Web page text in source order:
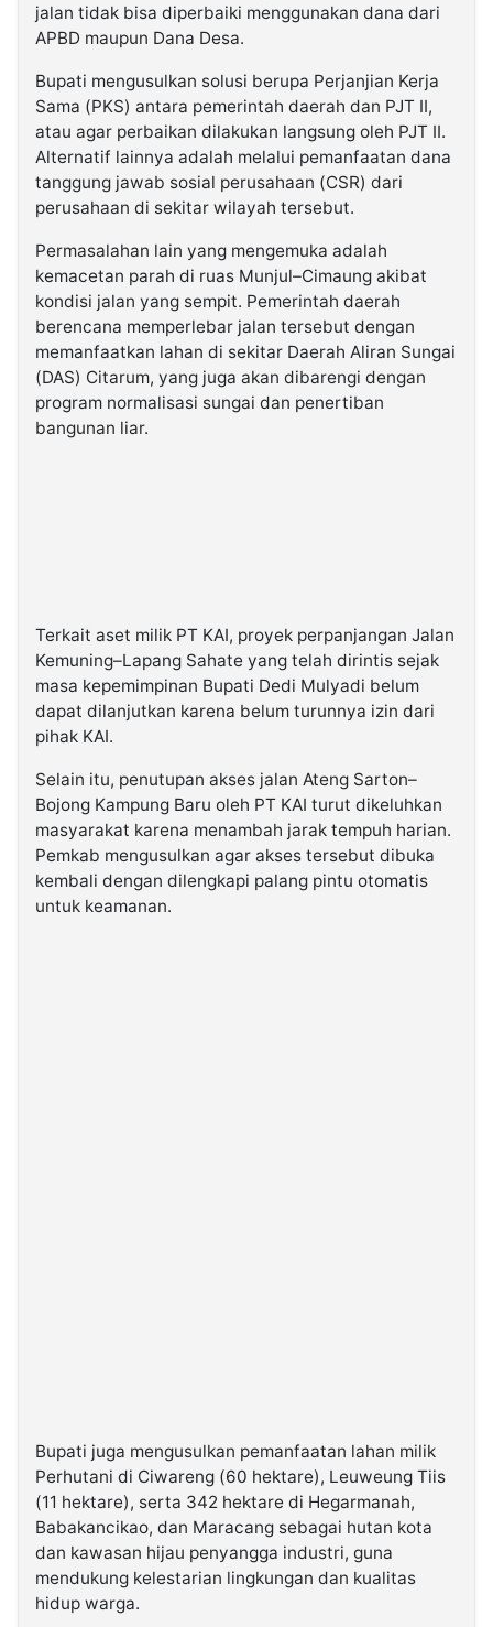
jalan tidak bisa diperbaiki menggunakan dana dari
APBD maupun Dana Desa.
Bupati mengusulkan solusi berupa Perjanjian Kerja
Sama (PKS) antara pemerintah daerah dan PJT II,
atau agar perbaikan dilakukan langsung oleh PJT II.
Alternatif lainnya adalah melalui pemanfaatan dana
tanggung jawab sosial perusahaan (CSR) dari
perusahaan di sekitar wilayah tersebut.
Permasalahan lain yang mengemuka adalah
kemacetan parah di ruas Munjul–Cimaung akibat
kondisi jalan yang sempit. Pemerintah daerah
berencana memperlebar jalan tersebut dengan
memanfaatkan lahan di sekitar Daerah Aliran Sungai
(DAS) Citarum, yang juga akan dibarengi dengan
program normalisasi sungai dan penertiban
bangunan liar.
Terkait aset milik PT KAI, proyek perpanjangan Jalan
Kemuning–Lapang Sahate yang telah dirintis sejak
masa kepemimpinan Bupati Dedi Mulyadi belum
dapat dilanjutkan karena belum turunnya izin dari
pihak KAI.
Selain itu, penutupan akses jalan Ateng Sarton–
Bojong Kampung Baru oleh PT KAI turut dikeluhkan
masyarakat karena menambah jarak tempuh harian.
Pemkab mengusulkan agar akses tersebut dibuka
kembali dengan dilengkapi palang pintu otomatis
untuk keamanan.
Bupati juga mengusulkan pemanfaatan lahan milik
Perhutani di Ciwareng (60 hektare), Leuweung Tiis
(11 hektare), serta 342 hektare di Hegarmanah,
Babakancikao, dan Maracang sebagai hutan kota
dan kawasan hijau penyangga industri, guna
mendukung kelestarian lingkungan dan kualitas
hidup warga.